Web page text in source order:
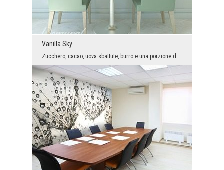
Vanilla Sky
Zucchero, cacao, uova sbattute, burro e una porzione decente di panna dolce - sono gli ingredient...